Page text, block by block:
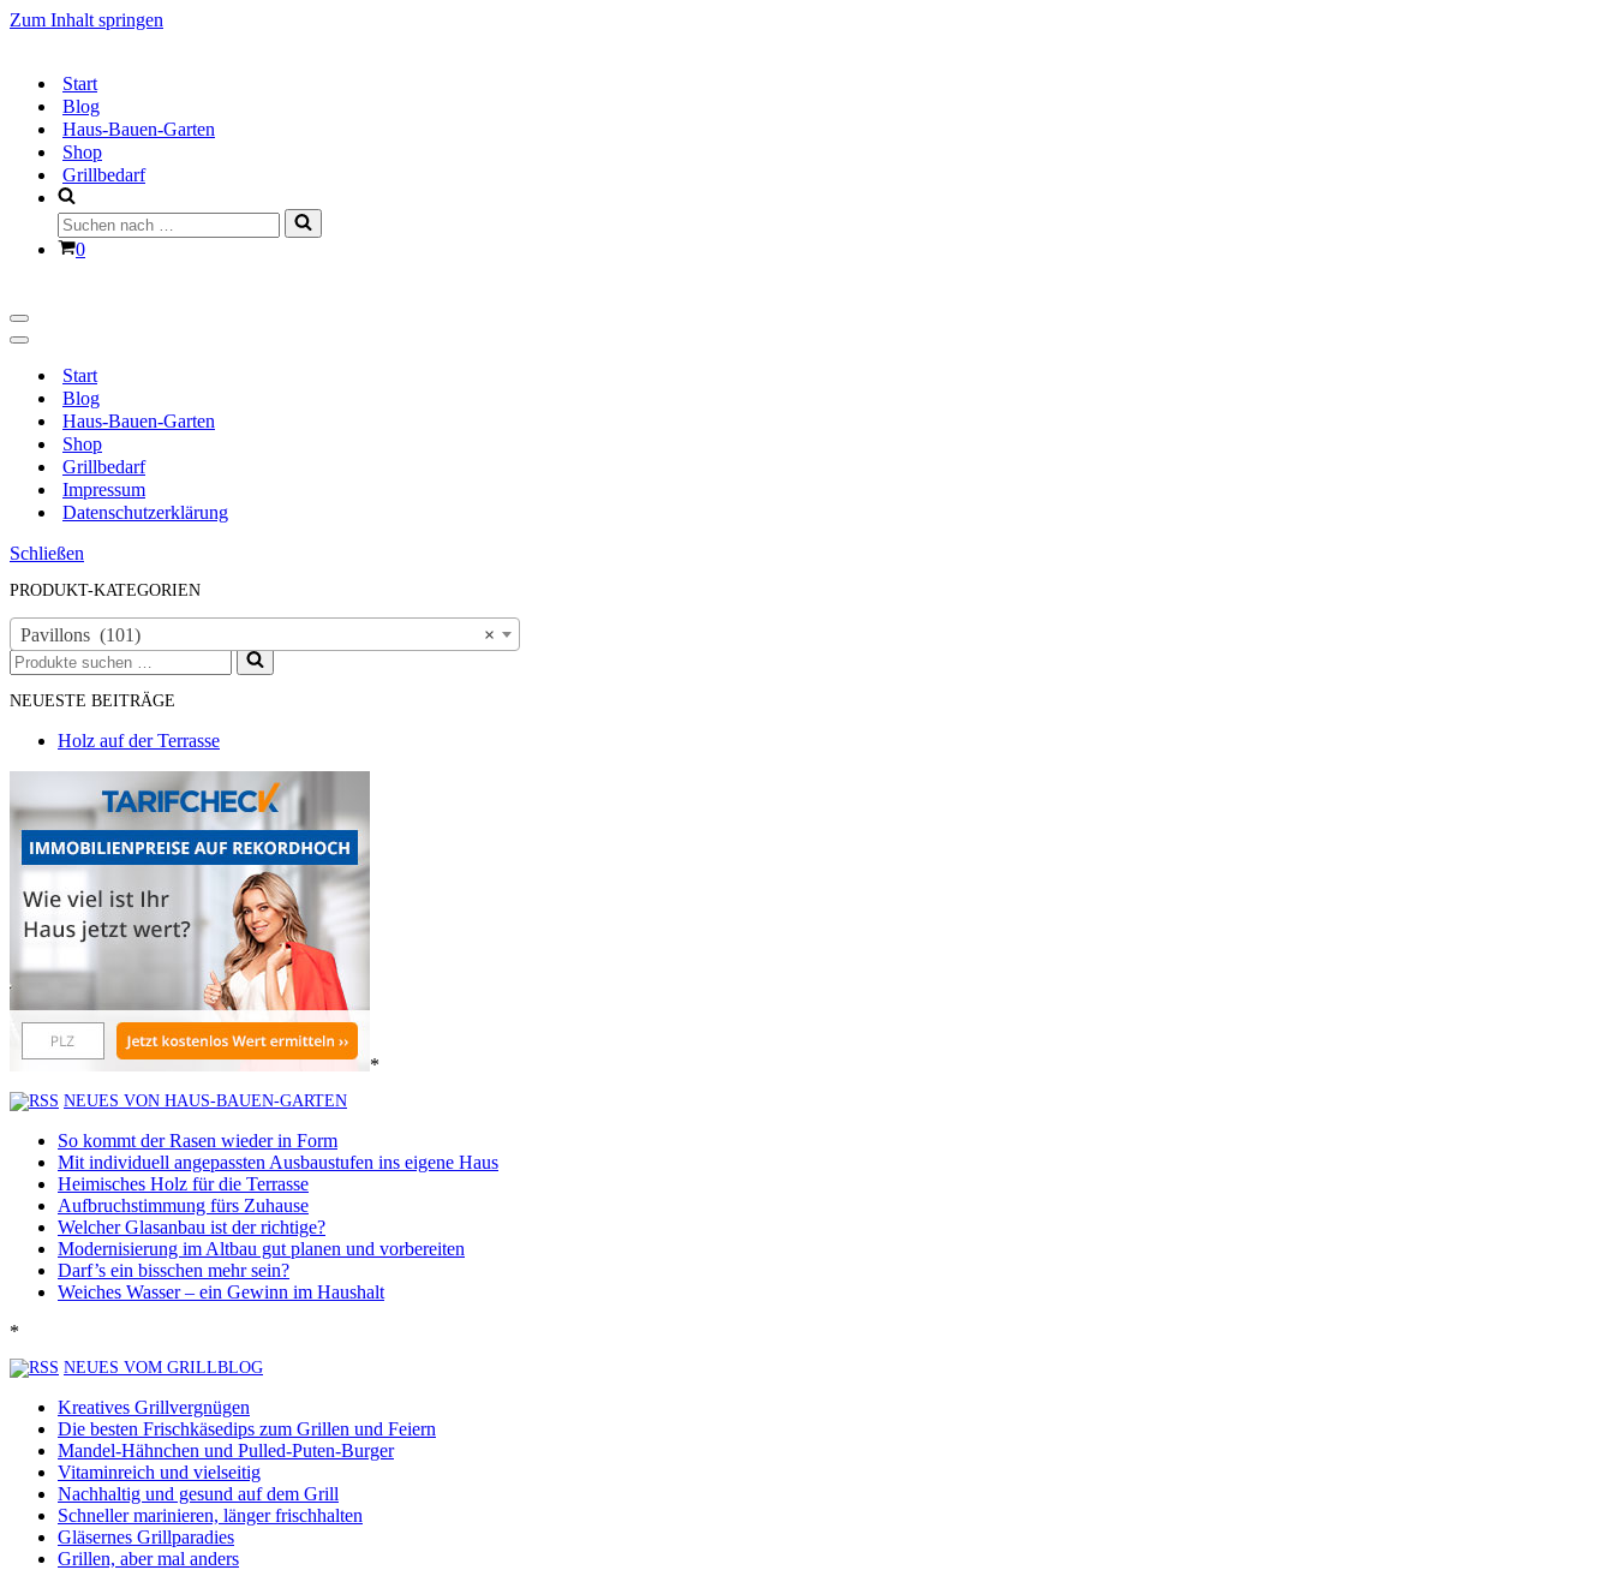
Zum Inhalt springen
Start
Blog
Haus-Bauen-Garten
Shop
Grillbedarf
Suchen
nach …
Warenkorb
0
Navigationsmenü
Navigationsmenü
Start
Blog
Haus-Bauen-Garten
Shop
Grillbedarf
Impressum
Datenschutzerklärung
Schließen
PRODUKT-KATEGORIEN
×
Pavillons (101)
Suchen
nach …
NEUESTE BEITRÄGE
Holz auf der Terrasse
*
NEUES VON HAUS-BAUEN-GARTEN
So kommt der Rasen wieder in Form
Mit individuell angepassten Ausbaustufen ins eigene Haus
Heimisches Holz für die Terrasse
Aufbruchstimmung fürs Zuhause
Welcher Glasanbau ist der richtige?
Modernisierung im Altbau gut planen und vorbereiten
Darf’s ein bisschen mehr sein?
Weiches Wasser – ein Gewinn im Haushalt
*
NEUES VOM GRILLBLOG
Kreatives Grillvergnügen
Die besten Frischkäsedips zum Grillen und Feiern
Mandel-Hähnchen und Pulled-Puten-Burger
Vitaminreich und vielseitig
Nachhaltig und gesund auf dem Grill
Schneller marinieren, länger frischhalten
Gläsernes Grillparadies
Grillen, aber mal anders